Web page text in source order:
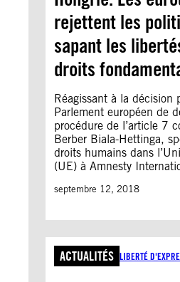
rejettent les
sapant les
droits
Réagissant à la décision
Parlement européen de
procédure de l’article 7
Berber Biala-Hettinga,
droits humains dans
(UE) à Amnesty
septembre 12, 2018
ACTUALITÉS LIBERTÉ